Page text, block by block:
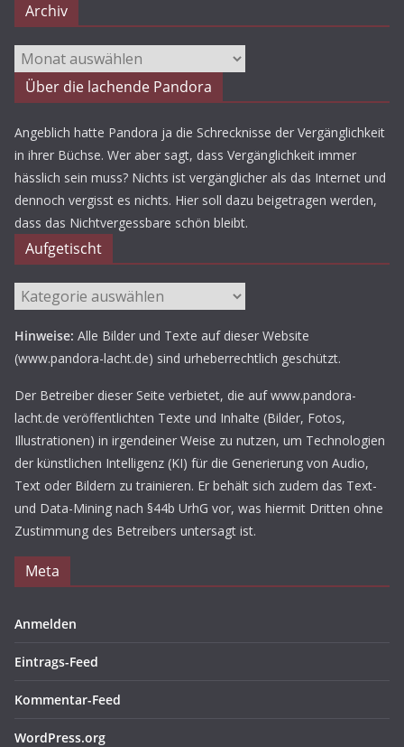
Archiv
Archiv
Über die lachende Pandora
Angeblich hatte Pandora ja die Schrecknisse der Vergänglichkeit
in ihrer Büchse. Wer aber sagt, dass Vergänglichkeit immer
hässlich sein muss? Nichts ist vergänglicher als das Internet und
dennoch vergisst es nichts. Hier soll dazu beigetragen werden,
dass das Nichtvergessbare schön bleibt.
Aufgetischt
Aufgetischt
Hinweise: Alle Bilder und Texte auf dieser Website
(www.pandora-lacht.de) sind urheberrechtlich geschützt.
Der Betreiber dieser Seite verbietet, die auf www.pandora-
lacht.de veröffentlichten Texte und Inhalte (Bilder, Fotos,
Illustrationen) in irgendeiner Weise zu nutzen, um Technologien
der künstlichen Intelligenz (KI) für die Generierung von Audio,
Text oder Bildern zu trainieren. Er behält sich zudem das Text-
und Data-Mining nach §44b UrhG vor, was hiermit Dritten ohne
Zustimmung des Betreibers untersagt ist.
Meta
Anmelden
Eintrags-Feed
Kommentar-Feed
WordPress.org